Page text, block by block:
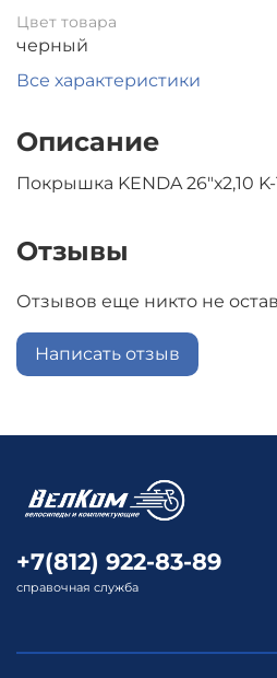
Цвет товара
черный
Все характеристики
Описание
Покрышка KENDA 26"х2,10
Отзывы
Отзывов еще никто не
Написать отзыв
+7(812) 922-83-89
справочная служба